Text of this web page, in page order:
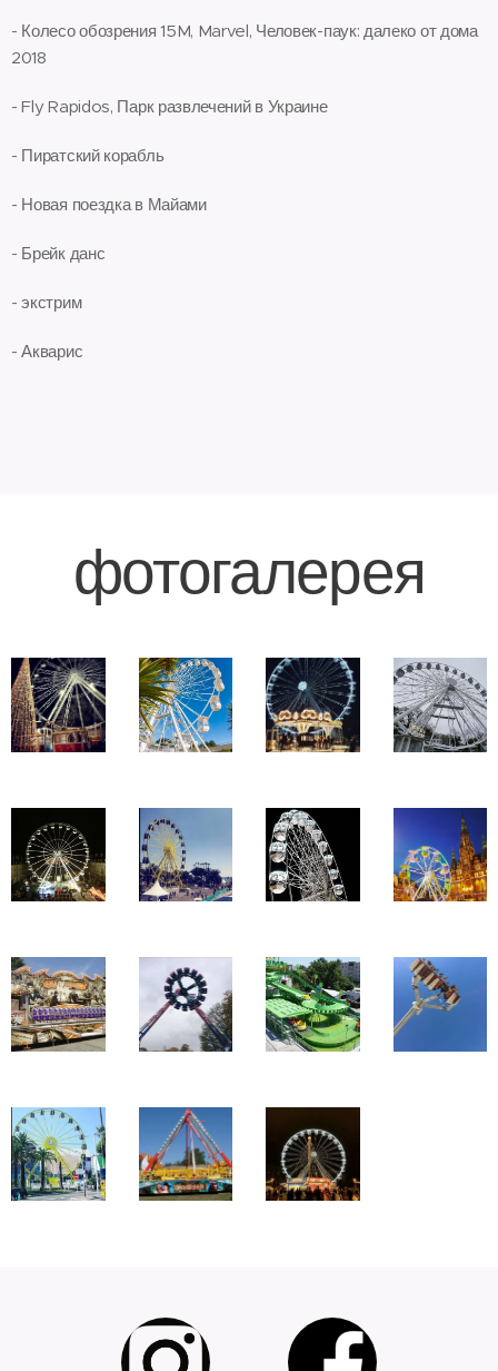
- Колесо обозрения 15M, Marvel, Человек-паук: далеко от дома
2018
- Fly Rapidos, Парк развлечений в Украине
- Пиратский корабль
- Новая поездка в Майами
- Брейк данс
- экстрим
- Акварис
фотогалерея